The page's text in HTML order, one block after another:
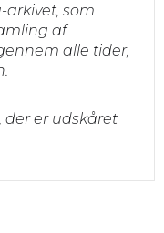
som
af
alle tider,
der er udskåret